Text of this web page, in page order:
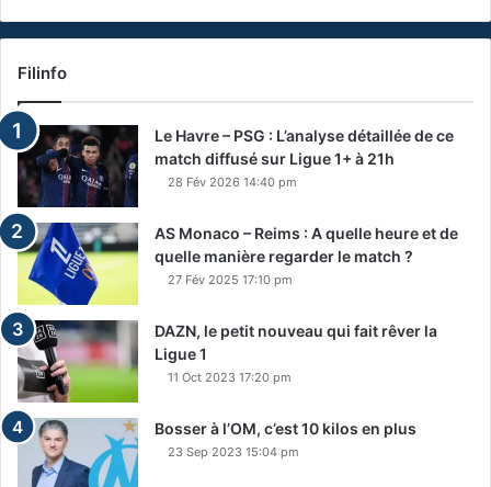
Filinfo
Le Havre – PSG : L’analyse détaillée de ce
match diffusé sur Ligue 1+ à 21h
28 Fév 2026 14:40 pm
AS Monaco – Reims : A quelle heure et de
quelle manière regarder le match ?
27 Fév 2025 17:10 pm
DAZN, le petit nouveau qui fait rêver la
Ligue 1
11 Oct 2023 17:20 pm
Bosser à l’OM, c’est 10 kilos en plus
23 Sep 2023 15:04 pm